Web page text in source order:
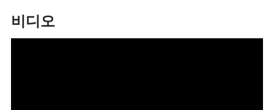
비디오